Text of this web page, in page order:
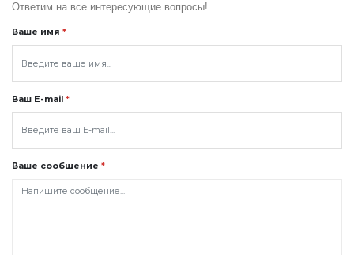
Ответим на все интересующие вопросы!
Ваше имя *
Ваш E-mail *
Ваше сообщение *